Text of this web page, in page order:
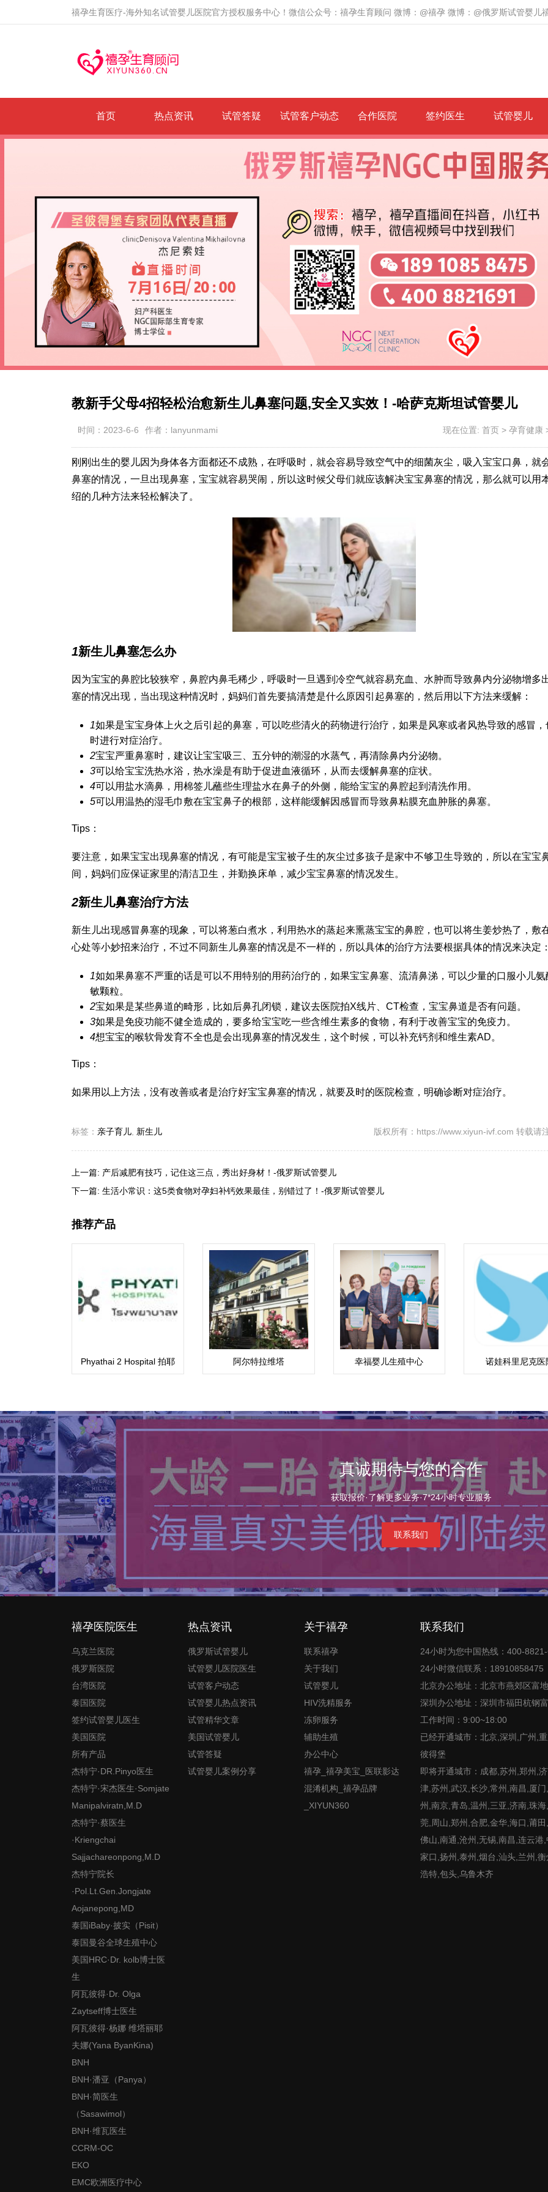
禧孕生育医疗-海外知名试管婴儿医院官方授权服务中心！微信公众号：禧孕生育顾问 微博：@禧孕 微博：@俄罗斯试管婴儿
首页 热点资讯 试管答疑 试管客户动态 合作医院 签约医生 试管婴儿
教新手父母4招轻松治愈新生儿鼻塞问题,安全又实效！-哈萨克斯坦试管婴儿
时间：2023-6-6 作者：lanyunmami 现在位置: 首页 > 孕育健康
刚刚出生的婴儿因为身体各方面都还不成熟，在呼吸时，就会容易导致空气中的细菌灰尘，吸入宝宝口鼻，就
鼻塞的情况，一旦出现鼻塞，宝宝就容易哭闹，所以这时候父母们就应该解决宝宝鼻塞的情况，那么就可以用
绍的几种方法来轻松解决了。
1新生儿鼻塞怎么办
因为宝宝的鼻腔比较狭窄，鼻腔内鼻毛稀少，呼吸时一旦遇到冷空气就容易充血、水肿而导致鼻内分泌物增多
塞的情况出现，当出现这种情况时，妈妈们首先要搞清楚是什么原因引起鼻塞的，然后用以下方法来缓解：
1如果是宝宝身体上火之后引起的鼻塞，可以吃些清火的药物进行治疗，如果是风寒或者风热导致的感冒，
时进行对症治疗。
2宝宝严重鼻塞时，建议让宝宝吸三、五分钟的潮湿的水蒸气，再清除鼻内分泌物。
3可以给宝宝洗热水浴，热水澡是有助于促进血液循环，从而去缓解鼻塞的症状。
4可以用盐水滴鼻，用棉签儿蘸些生理盐水在鼻子的外侧，能给宝宝的鼻腔起到清洗作用。
5可以用温热的湿毛巾敷在宝宝鼻子的根部，这样能缓解因感冒而导致鼻粘膜充血肿胀的鼻塞。
Tips：
要注意，如果宝宝出现鼻塞的情况，有可能是宝宝被子生的灰尘过多孩子是家中不够卫生导致的，所以在宝宝
间，妈妈们应保证家里的清洁卫生，并勤换床单，减少宝宝鼻塞的情况发生。
2新生儿鼻塞治疗方法
新生儿出现感冒鼻塞的现象，可以将葱白煮水，利用热水的蒸起来熏蒸宝宝的鼻腔，也可以将生姜炒热了，敷
心处等小妙招来治疗，不过不同新生儿鼻塞的情况是不一样的，所以具体的治疗方法要根据具体的情况来决定
1如如果鼻塞不严重的话是可以不用特别的用药治疗的，如果宝宝鼻塞、流清鼻涕，可以少量的口服小儿氨
敏颗粒。
2宝如果是某些鼻道的畸形，比如后鼻孔闭锁，建议去医院拍X线片、CT检查，宝宝鼻道是否有问题。
3如果是免疫功能不健全造成的，要多给宝宝吃一些含维生素多的食物，有利于改善宝宝的免疫力。
4想宝宝的喉软骨发育不全也是会出现鼻塞的情况发生，这个时候，可以补充钙剂和维生素AD。
Tips：
如果用以上方法，没有改善或者是治疗好宝宝鼻塞的情况，就要及时的医院检查，明确诊断对症治疗。
标签： 亲子育儿 新生儿 版权所有：https://www.xiyun-ivf.com 转载请
上一篇: 产后减肥有技巧，记住这三点，秀出好身材！-俄罗斯试管婴儿
下一篇: 生活小常识：这5类食物对孕妇补钙效果最佳，别错过了！-俄罗斯试管婴儿
推荐产品
Phyathai 2 Hospital 拍耶
泰2医院
阿尔特拉维塔 幸福婴儿生殖中心 诺娃科里尼克医
真诚期待与您的合作
获取报价·了解更多业务·7*24小时专业服务
联系我们
禧孕医院医生
乌克兰医院
俄罗斯医院
台湾医院
泰国医院
签约试管婴儿医生
美国医院
所有产品
杰特宁·DR.Pinyo医生
杰特宁·宋杰医生·Somjate
Manipalviratn,M.D
杰特宁·蔡医生
·Kriengchai
Sajjachareonpong,M.D
杰特宁院长
·Pol.Lt.Gen.Jongjate
Aojanepong,MD
泰国iBaby·披实（Pisit）
泰国曼谷全球生殖中心
美国HRC·Dr. kolb博士医
生
阿瓦彼得·Dr. Olga
Zaytseff博士医生
阿瓦彼得·杨娜 维塔丽耶
夫娜(Yana ByanKina)
BNH
BNH·潘亚（Panya）
BNH·简医生
（Sasawimol）
BNH·维瓦医生
CCRM-OC
EKO
EMC欧洲医疗中心
热点资讯
俄罗斯试管婴儿
试管婴儿医院医生
试管客户动态
试管婴儿热点资讯
试管精华文章
美国试管婴儿
试管答疑
试管婴儿案例分享
关于禧孕
联系禧孕
关于我们
试管婴儿
HIV洗精服务
冻卵服务
辅助生殖
办公中心
禧孕_禧孕美宝_医联影达
混淆机构_禧孕品牌
_XIYUN360
联系我们
24小时为您中国热线：400-
24小时微信联系：18910858475
北京办公地址：北京市燕郊区富
深圳办公地址：深圳市福田杭钢
工作时间：9:00~18:00
已经开通城市：北京,深圳,广州,
彼得堡
即将开通城市：成都,苏州,郑州,
津,苏州,武汉,长沙,常州,南昌,厦
州,南京,青岛,温州,三亚,济南,珠
莞,周山,郑州,合肥,金华,海口,莆
佛山,南通,沧州,无锡,南昌,连云港
家口,扬州,泰州,烟台,汕头,兰州,
浩特,包头,乌鲁木齐